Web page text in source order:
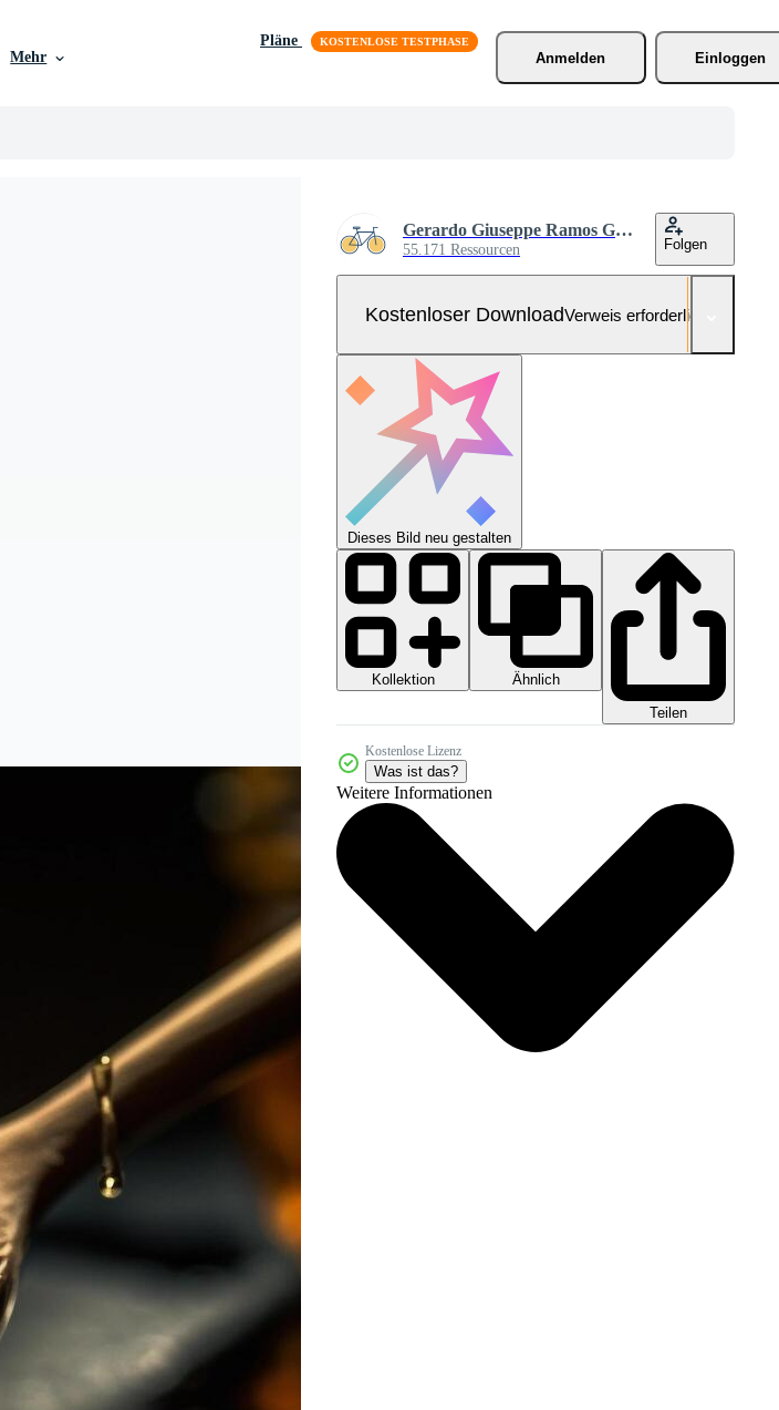
Mehr
Pläne
Anmelden
Einloggen
Gerardo Giuseppe Ramos Granada
55.171 Ressourcen Folgen
Kostenloser DownloadVerweis erforderlich
Dieses Bild neu gestalten
Kollektion
Ähnlich
Teilen
Kostenlose Lizenz
Was ist das?
Weitere Informationen